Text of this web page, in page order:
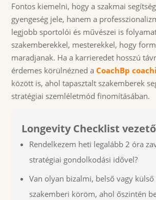
Fontos kiemelni, hogy a szakmai
gyengeség jele, hanem a
legjobb sportolói és művészei is
szakemberekkel, mesterekkel, hogy
maradjanak. Ha a karrieredet hosszú
érdemes körülnézned aCoachBp
között is, ahol tapasztalt szakemberek
stratégiai szemléletmód finomításában.
Longevity Checklist
Rendelkezem heti legalább 2 óra
stratégiai gondolkodási idővel?
Van olyan bizalmi, belső vagy külső
szakemberi köröm, ahol őszintén